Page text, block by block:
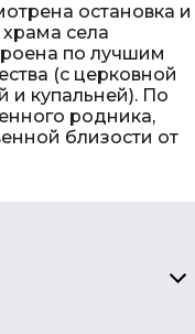
остановка и
села
по лучшим
(с церковной
и купальней). По
родника,
близости от